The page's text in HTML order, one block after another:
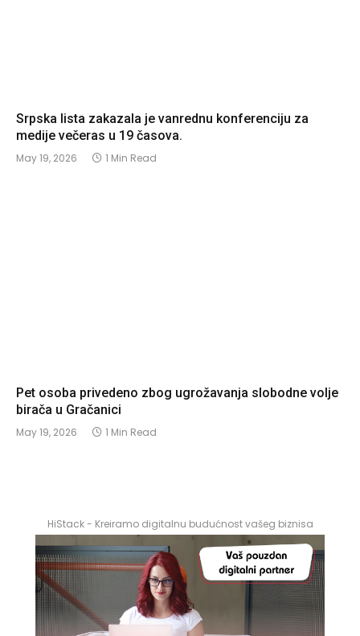
Srpska lista zakazala je vanrednu konferenciju za
medije večeras u 19 časova.
May 19, 2026 1 Min Read
Pet osoba privedeno zbog ugrožavanja slobodne volje
birača u Gračanici
May 19, 2026 1 Min Read
HiStack - Kreiramo digitalnu budućnost vašeg biznisa